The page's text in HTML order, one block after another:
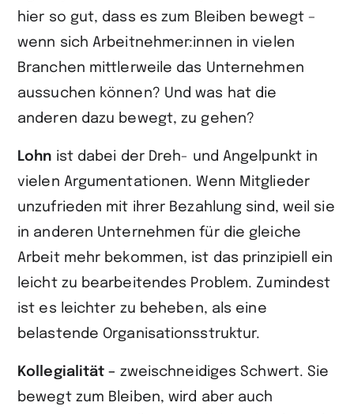
hier so gut, dass es zum Bleiben bewegt –
wenn sich Arbeitnehmer:innen in vielen
Branchen mittlerweile das Unternehmen
aussuchen können? Und was hat die
anderen dazu bewegt, zu gehen?
Lohn ist dabei der Dreh- und Angelpunkt in
vielen Argumentationen. Wenn Mitglieder
unzufrieden mit ihrer Bezahlung sind, weil sie
in anderen Unter­nehmen für die gleiche
Arbeit mehr bekommen, ist das prinzipiell ein
leicht zu bearbeitendes Problem. Zumindest
ist es leichter zu beheben, als eine
belastende Organisationsstruktur.
Kollegialität – zweischneidiges Schwert. Sie
bewegt zum Bleiben, wird aber auch